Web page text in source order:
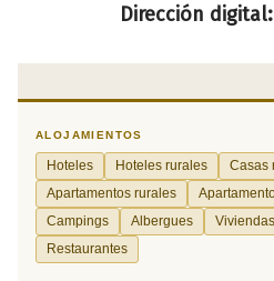
Dirección digital: